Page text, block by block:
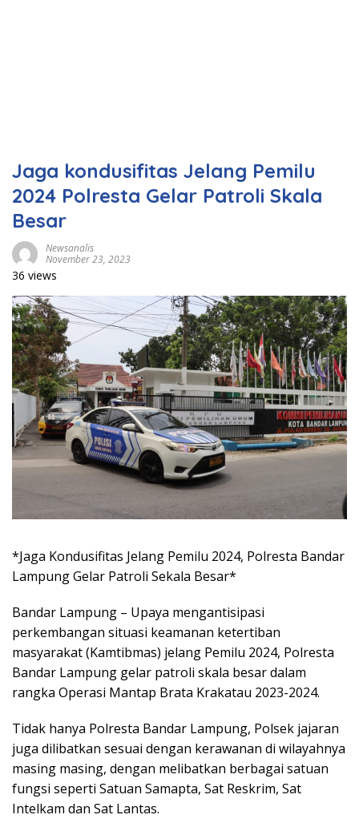
Jaga kondusifitas Jelang Pemilu
2024 Polresta Gelar Patroli Skala
Besar
Newsanalis
November 23, 2023
36 views
*Jaga Kondusifitas Jelang Pemilu 2024, Polresta Bandar
Lampung Gelar Patroli Sekala Besar*
Bandar Lampung – Upaya mengantisipasi
perkembangan situasi keamanan ketertiban
masyarakat (Kamtibmas) jelang Pemilu 2024, Polresta
Bandar Lampung gelar patroli skala besar dalam
rangka Operasi Mantap Brata Krakatau 2023-2024.
Tidak hanya Polresta Bandar Lampung, Polsek jajaran
juga dilibatkan sesuai dengan kerawanan di wilayahnya
masing masing, dengan melibatkan berbagai satuan
fungsi seperti Satuan Samapta, Sat Reskrim, Sat
Intelkam dan Sat Lantas.